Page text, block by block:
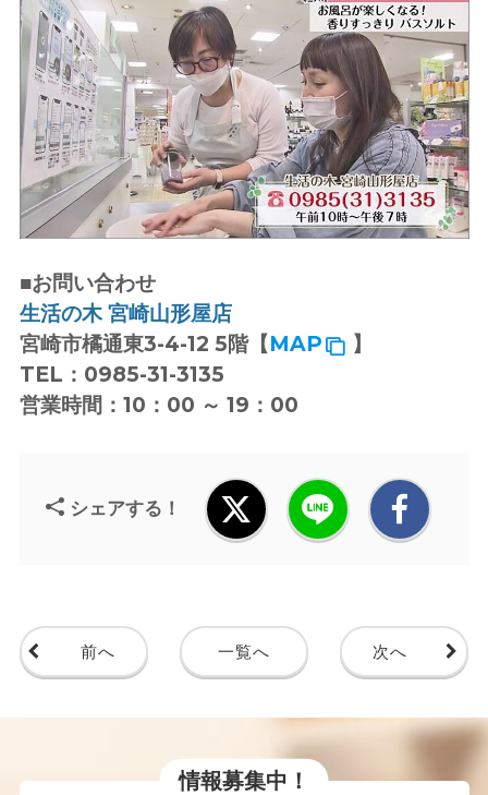
■お問い合わせ
生活の木 宮崎山形屋店
宮崎市橘通東3-4-12 5階【MAP
】
TEL：0985-31-3135
営業時間：10：00 ～ 19：00
シェアする！
前へ 一覧へ 次へ
情報募集中！